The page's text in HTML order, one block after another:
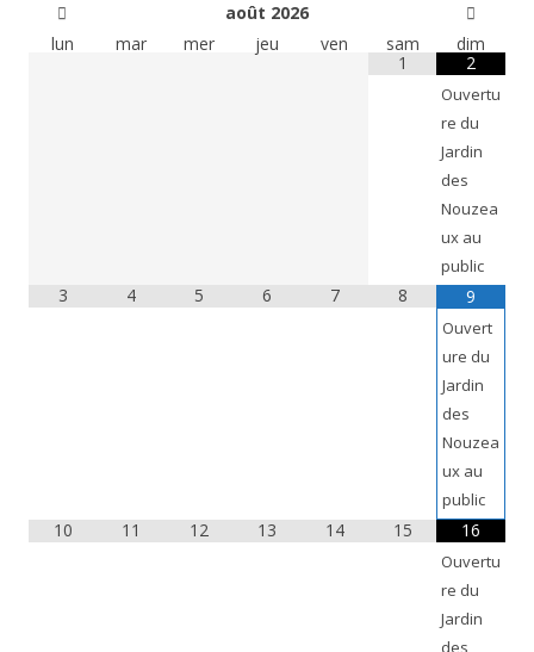
août 2026
lun
mar mer jeu ven sam
dim
1
2
Ouvertu
re du
Jardin
des
Nouzea
ux au
public
3 4 5 6 7 8 9
Ouvert
ure du
Jardin
des
Nouzea
ux au
public
10 11 12 13 14 15 16
Ouvertu
re du
Jardin
des